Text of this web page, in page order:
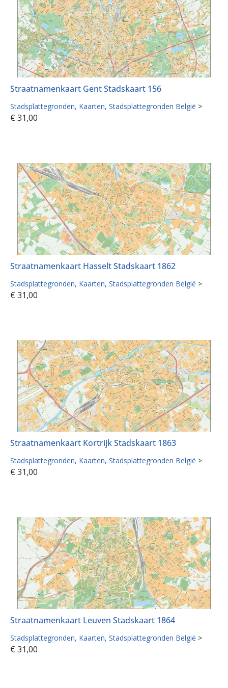
Straatnamenkaart Gent Stadskaart 156
Stadsplattegronden Kaarten Stadsplattegronden België >
€ 31,00
Straatnamenkaart Hasselt Stadskaart 1862
Stadsplattegronden Kaarten Stadsplattegronden België >
€ 31,00
Straatnamenkaart Kortrijk Stadskaart 1863
Stadsplattegronden Kaarten Stadsplattegronden België >
€ 31,00
Straatnamenkaart Leuven Stadskaart 1864
Stadsplattegronden Kaarten Stadsplattegronden België >
€ 31,00